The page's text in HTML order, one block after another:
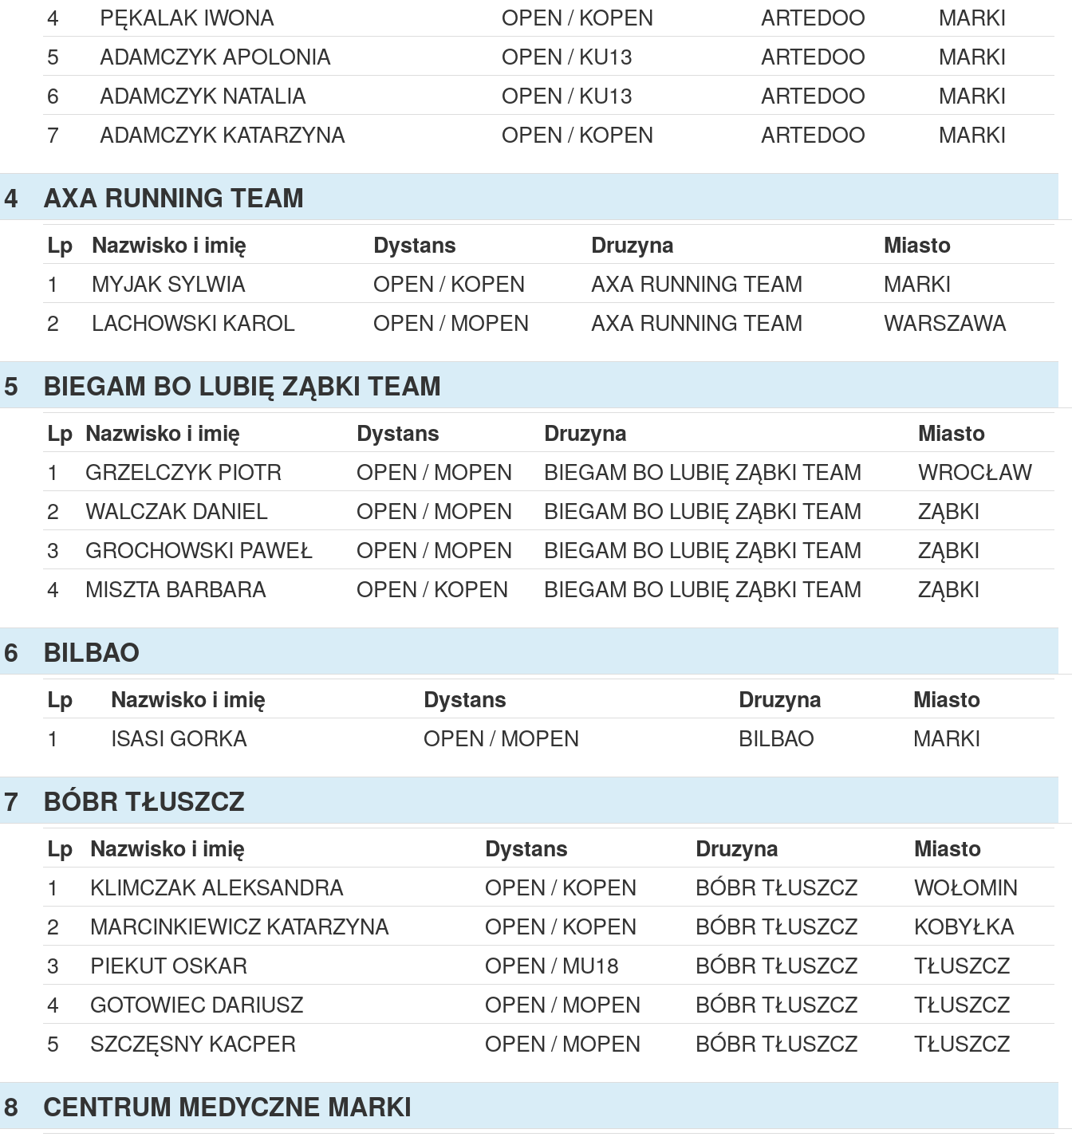
4
PĘKALAK IWONA OPEN / KOPEN ARTEDOO
MARKI
5
ADAMCZYK APOLONIA OPEN / KU13 ARTEDOO
MARKI
6
ADAMCZYK NATALIA OPEN / KU13 ARTEDOO
MARKI
7
ADAMCZYK KATARZYNA OPEN / KOPEN ARTEDOO MARKI
4 AXA RUNNING TEAM
Lp Nazwisko i imię Dystans Druzyna Miasto
1 MYJAK SYLWIA OPEN / KOPEN AXA RUNNING TEAM
MARKI
2
LACHOWSKI KAROL OPEN / MOPEN AXA RUNNING TEAM WARSZAWA
5 BIEGAM BO LUBIĘ ZĄBKI TEAM
Lp Nazwisko i imię Dystans Druzyna Miasto
1 GRZELCZYK PIOTR OPEN / MOPEN BIEGAM BO LUBIĘ ZĄBKI TEAM
WROCŁAW
2
WALCZAK DANIEL OPEN / MOPEN BIEGAM BO LUBIĘ ZĄBKI TEAM
ZĄBKI
3
GROCHOWSKI PAWEŁ OPEN / MOPEN BIEGAM BO LUBIĘ ZĄBKI TEAM
ZĄBKI
4
MISZTA BARBARA OPEN / KOPEN BIEGAM BO LUBIĘ ZĄBKI TEAM ZĄBKI
6 BILBAO
Lp Nazwisko i imię Dystans Druzyna Miasto
1 ISASI GORKA OPEN / MOPEN BILBAO MARKI
7 BÓBR TŁUSZCZ
Lp Nazwisko i imię Dystans Druzyna Miasto
1 KLIMCZAK ALEKSANDRA OPEN / KOPEN BÓBR TŁUSZCZ
WOŁOMIN
2
MARCINKIEWICZ KATARZYNA OPEN / KOPEN BÓBR TŁUSZCZ
KOBYŁKA
3
PIEKUT OSKAR OPEN / MU18 BÓBR TŁUSZCZ
TŁUSZCZ
4
GOTOWIEC DARIUSZ OPEN / MOPEN BÓBR TŁUSZCZ
TŁUSZCZ
5
SZCZĘSNY KACPER OPEN / MOPEN BÓBR TŁUSZCZ TŁUSZCZ
8 CENTRUM MEDYCZNE MARKI